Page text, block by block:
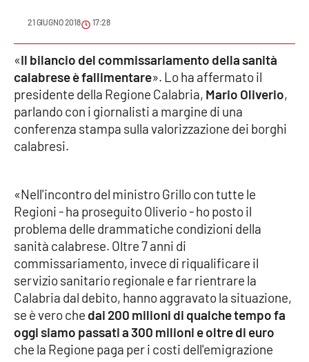
Meteo
Editoriali
VIDEO
Cronaca
Cultura
Economia e Lavoro
Politica
Sanità
21 GIUGNO 2018 17:28
«Il bilancio del commissariamento della sanità
calabrese è fallimentare». Lo ha affermato il
presidente della Regione Calabria, Mario Oliverio,
parlando con i giornalisti a margine di una
conferenza stampa sulla valorizzazione dei borghi
calabresi.
«Nell'incontro del ministro Grillo con tutte le
Regioni - ha proseguito Oliverio - ho posto il
problema delle drammatiche condizioni della
sanità calabrese. Oltre 7 anni di
commissariamento, invece di riqualificare il
servizio sanitario regionale e far rientrare la
Calabria dal debito, hanno aggravato la situazione,
se è vero che dai 200 milioni di qualche tempo fa
oggi siamo passati a 300 milioni e oltre di euro
che la Regione paga per i costi dell'emigrazione